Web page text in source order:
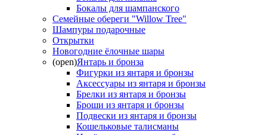
Бокалы для шампанского
Семейные обереги "Willow Tree"
Шампуры подарочные
Открытки
Новогодние ёлочные шары
(open)Янтарь и бронза
Фигурки из янтаря и бронзы
Аксессуары из янтаря и бронзы
Брелки из янтаря и бронзы
Броши из янтаря и бронзы
Подвески из янтаря и бронзы
Кошельковые талисманы